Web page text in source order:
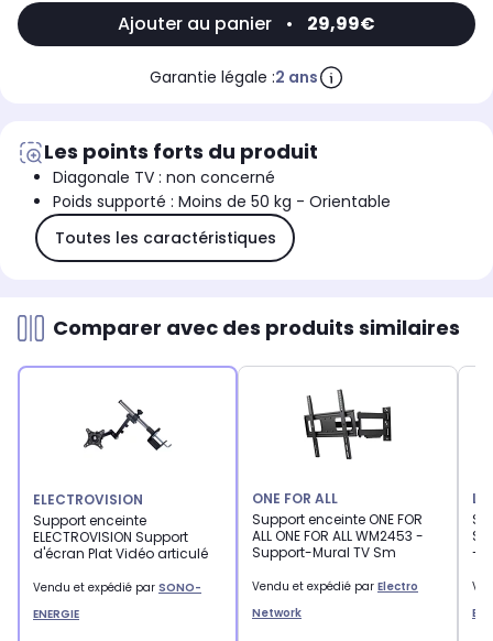
Ajouter au panier • 29,99€
Garantie légale :2 ans
Les points forts du produit
Diagonale TV : non concerné
Poids supporté : Moins de 50 kg - Orientable
Toutes les caractéristiques
Comparer avec des produits similaires
ELECTROVISION
Support enceinte
ELECTROVISION Support
d'écran Plat Vidéo articulé
Vendu et expédié par SONO-
ENERGIE
ONE FOR ALL
Support enceinte ONE FOR
ALL ONE FOR ALL WM2453 -
Support-Mural TV Sm
Vendu et expédié par Electro
Network
-